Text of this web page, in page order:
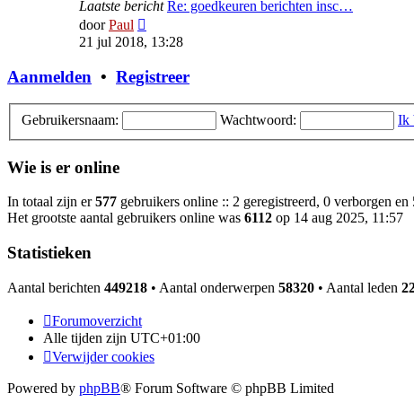
Laatste bericht Re: goedkeuren berichten insc…
doorPaul
laatste
21 jul 2018, 13:28
Aanmelden • Registreer
Gebruikersnaam: Wachtwoord: Ik
Wie is er online
In totaal zijn er577 gebruikers online :: 2 geregistreerd, 0 verborgen
Het grootste aantal gebruikers online was 6112 op 14 aug 2025, 11:57
Statistieken
Aantal berichten 449218 • Aantal onderwerpen 58320 • Aantal leden
Forumoverzicht
Alle tijden zijn UTC+01:00
Verwijder cookies
Powered by phpBB® Forum Software © phpBB Limited